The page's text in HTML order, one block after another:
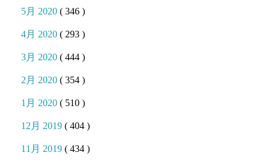
5月 2020( 346 )
4月 2020( 293 )
3月 2020( 444 )
2月 2020( 354 )
1月 2020( 510 )
12月 2019( 404 )
11月 2019( 434 )